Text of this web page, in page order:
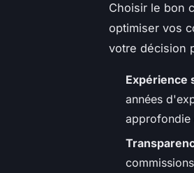
Choisir le bon
optimiser vos
votre décision
Expérience
années
approfondie